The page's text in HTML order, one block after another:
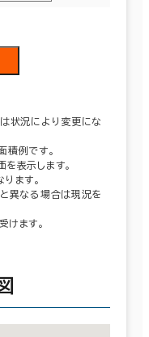
状況により変更にな
積例です。
表示します。
ます。
異なる場合は現況を
ます。